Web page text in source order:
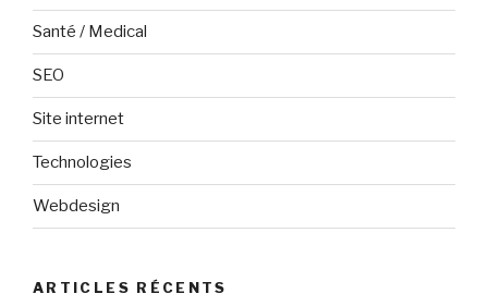
Santé / Medical
SEO
Site internet
Technologies
Webdesign
ARTICLES RÉCENTS